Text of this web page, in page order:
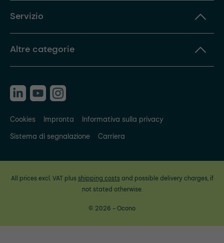
Servizio
Altre categorie
Cookies Impronta
Informativa sulla privacy
Sistema di segnalazione
Carriera
All prices excl. VAT plus shipping costsand possible delivery charges, if
not stated otherwise.
© 2026 - Ocono